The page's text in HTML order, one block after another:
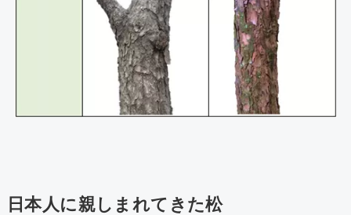
日本人に親しまれてきた松